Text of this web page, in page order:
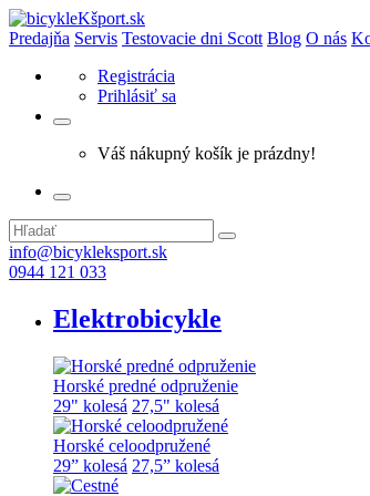
Predajňa Servis Testovacie dni Scott Blog O nás
Registrácia
Prihlásiť sa
Váš nákupný košík je prázdny!
info@bicykleksport.sk
0944 121 033
Elektrobicykle
Horské predné odpruženie
29" kolesá 27,5" kolesá
Horské celoodpružené
29” kolesá 27,5” kolesá